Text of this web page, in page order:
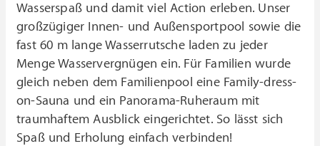
Wasserspaß und damit viel Action erleben. Unser
großzügiger Innen- und Außensportpool sowie die
fast 60 m lange Wasserrutsche laden zu jeder
Menge Wasservergnügen ein. Für Familien wurde
gleich neben dem Familienpool eine Family-dress-
on-Sauna und ein Panorama-Ruheraum mit
traumhaftem Ausblick eingerichtet. So lässt sich
Spaß und Erholung einfach verbinden!